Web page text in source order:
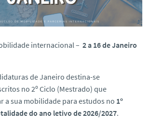
internacional – 2 a 16 de Janeiro
de Janeiro destina-se
no 2º Ciclo (Mestrado) que
a sua mobilidade para estudos no 1º
do ano letivo de 2026/2027.